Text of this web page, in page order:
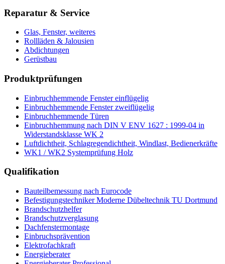
Reparatur & Service
Glas, Fenster, weiteres
Rollläden & Jalousien
Abdichtungen
Gerüstbau
Produktprüfungen
Einbruchhemmende Fenster einflügelig
Einbruchhemmende Fenster zweiflügelig
Einbruchhemmende Türen
Einbruchhemmung nach DIN V ENV 1627 : 1999-04 in
Widerstandsklasse WK 2
Luftdichtheit, Schlagregendichtheit, Windlast, Bedienerkräfte
WK1 / WK2 Systemprüfung Holz
Qualifikation
Bauteilbemessung nach Eurocode
Befestigungstechniker Moderne Dübeltechnik TU Dortmund
Brandschutzhelfer
Brandschutzverglasung
Dachfenstermontage
Einbruchsprävention
Elektrofachkraft
Energieberater